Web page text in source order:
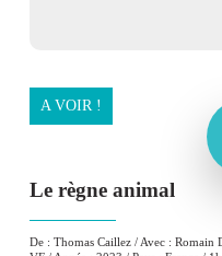
A VOIR !
Le règne animal
De : Thomas Caillez / Avec : Romain